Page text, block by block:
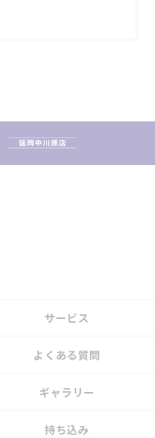
サービス
よくある質問
ギャラリー
持ち込み